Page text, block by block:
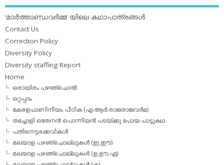
‘മാര്‍ത്താണ്ഡവര്‍മ്മ’ യിലെ കഥാപാത്രങ്ങള്‍
Contact Us
Correction Policy
Diversity Policy
Diversity staffing Report
Home
ഒരായിരം പഴഞ്ചൊല്‍
ഒറ്റപ്പദം
കേരളപാണിനീയം പീഠിക (എ.ആര്‍.രാജരാജവര്‍മ)
തച്ചോളി ഒതേനൻ പൊന്നിയൻ പടയ്‌ക്കു പോയ പാട്ടുകഥ
പതിനെട്ടരക്കവികള്‍
മലയാള പഴഞ്ചൊല്ലുകള്‍ (ഇ,ഈ)
മലയാള പഴഞ്ചൊല്ലുകള്‍ (ഉ,ഊ,എ)